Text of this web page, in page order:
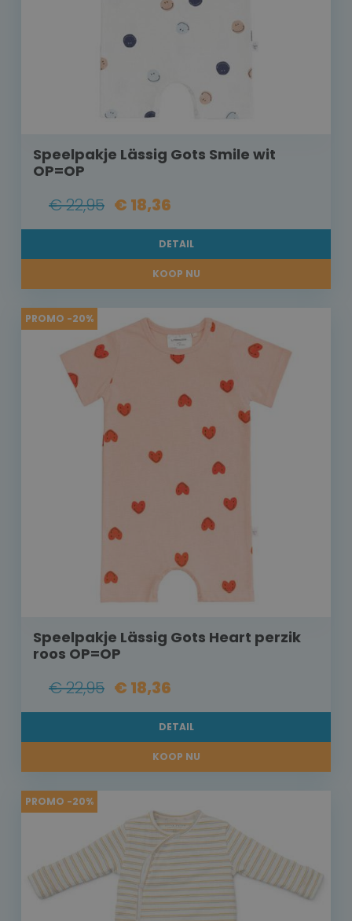
Speelpakje Lässig Gots Smile wit
OP=OP
€ 22,95 € 18,36
DETAIL
KOOP NU
PROMO -20%
Speelpakje Lässig Gots Heart perzik
roos OP=OP
€ 22,95 € 18,36
DETAIL
KOOP NU
PROMO -20%